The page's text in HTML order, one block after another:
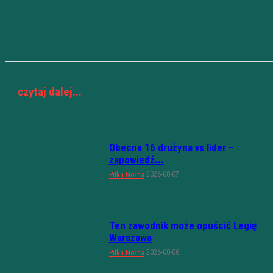
czytaj dalej...
Obecna 16 drużyna vs lider –
zapowiedź...
Piłka Nożna 2026-08-07
Ten zawodnik może opuścić Legię
Warszawa
Piłka Nożna 2026-08-06